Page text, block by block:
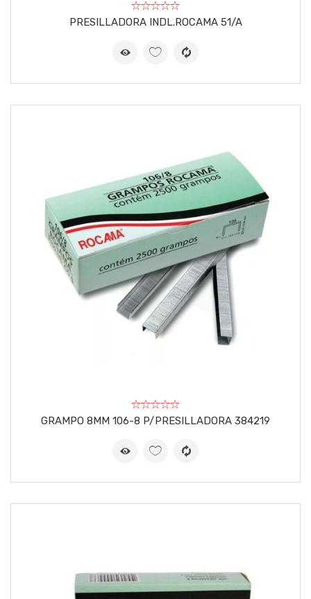
PRESILLADORA INDL.ROCAMA 51/A
GRAMPO 8MM 106-8 P/PRESILLADORA 384219